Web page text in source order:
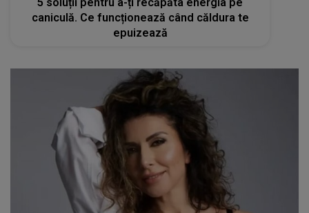
caniculă. Ce funcționează când căldura te
epuizează